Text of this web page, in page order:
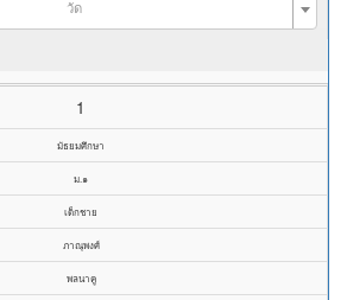
วัด
1
มัธยมศึกษา
ม.๑
เด็กชาย
ภาณุพงศ์
พลนาคู